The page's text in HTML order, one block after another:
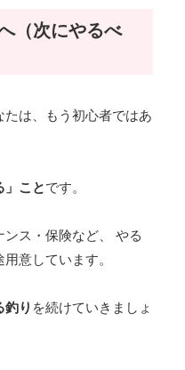
（次にやるべ
は、もう初心者ではあ
」ことです。
ス・保険など、 やる
意しています。
釣り を続けていきましょ